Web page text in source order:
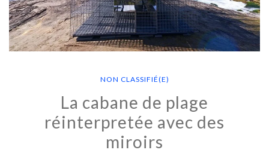
NON CLASSIFIÉ(E)
La cabane de plage
réinterpretée avec des
miroirs